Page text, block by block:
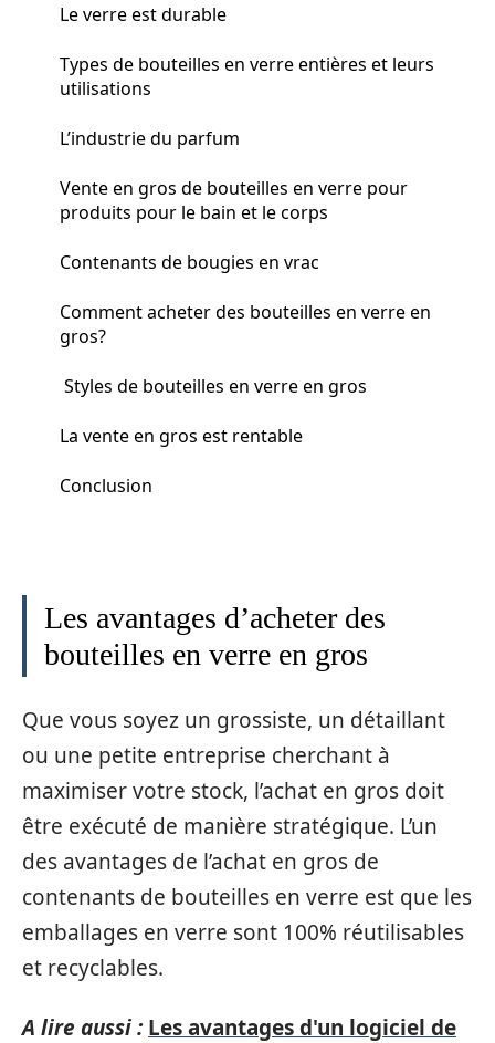
Le verre est durable
Types de bouteilles en verre entières et leurs
utilisations
L’industrie du parfum
Vente en gros de bouteilles en verre pour
produits pour le bain et le corps
Contenants de bougies en vrac
Comment acheter des bouteilles en verre en
gros?
Styles de bouteilles en verre en gros
La vente en gros est rentable
Conclusion
Les avantages d’acheter des
bouteilles en verre en gros
Que vous soyez un grossiste, un détaillant
ou une petite entreprise cherchant à
maximiser votre stock, l’achat en gros doit
être exécuté de manière stratégique. L’un
des avantages de l’achat en gros de
contenants de bouteilles en verre est que les
emballages en verre sont 100% réutilisables
et recyclables.
A lire aussi : Les avantages d'un logiciel de